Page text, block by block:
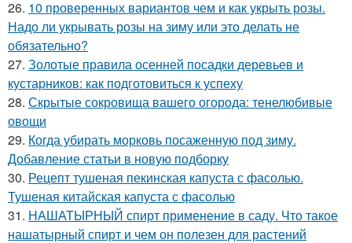
26. 10 проверенных вариантов чем и как укрыть розы.
Надо ли укрывать розы на зиму или это делать не
обязательно?
27. Золотые правила осенней посадки деревьев и
кустарников: как подготовиться к успеху
28. Скрытые сокровища вашего огорода: тенелюбивые
овощи
29. Когда убирать морковь посаженную под зиму.
Добавление статьи в новую подборку
30. Рецепт тушеная пекинская капуста с фасолью.
Тушеная китайская капуста с фасолью
31. НАШАТЫРНЫЙ спирт применение в саду. Что такое
нашатырный спирт и чем он полезен для растений